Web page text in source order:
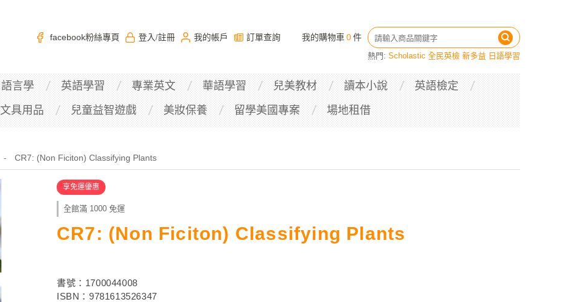
facebook粉絲專頁 登入 /註冊 我的帳戶 訂單查詢 我的購物車 0件
熱門: Scholastic 全民英檢 新多益 日語學習
語言學 英語學習 專業英文 華語學習 兒美教材 讀本小說
英語檢定
文具用品 兒童益智遊戲 美妝保養 留學美國專案 場地租借
- CR7: (Non Ficiton) Classifying Plants
享免運優惠
全館滿 1000 免運
CR7: (Non Ficiton) Classifying Plants
書號：1700044008
ISBN：9781613526347